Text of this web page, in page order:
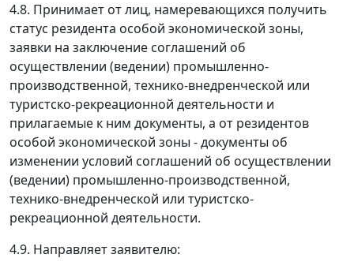
4.8. Принимает от лиц, намеревающихся получить
статус резидента особой экономической зоны,
заявки на заключение соглашений об
осуществлении (ведении) промышленно-
производственной, технико-внедренческой или
туристско-рекреационной деятельности и
прилагаемые к ним документы, а от резидентов
особой экономической зоны - документы об
изменении условий соглашений об осуществлении
(ведении) промышленно-производственной,
технико-внедренческой или туристско-
рекреационной деятельности.
4.9. Направляет заявителю: